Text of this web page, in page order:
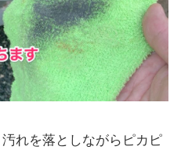
れを落としながらピカピ